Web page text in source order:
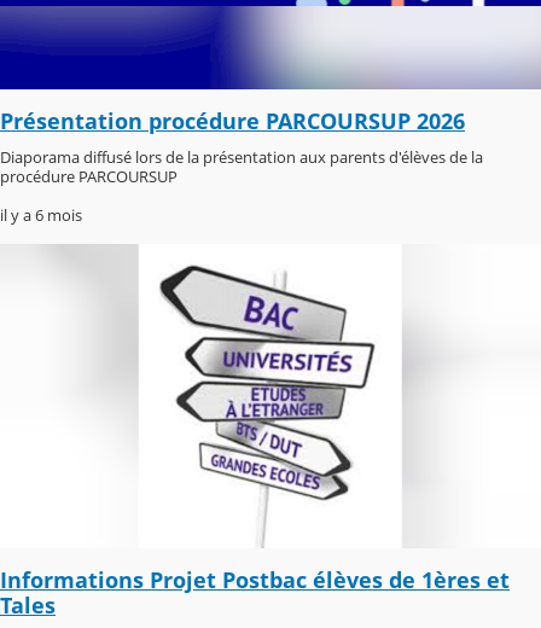
Présentation procédure PARCOURSUP 2026
Diaporama diffusé lors de la présentation aux parents d'élèves de la
procédure PARCOURSUP
il y a 6 mois
Informations Projet Postbac élèves de 1ères et
Tales